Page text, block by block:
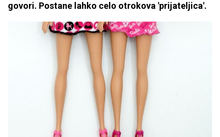
govori. Postane lahko celo otrokova 'prijateljica'.